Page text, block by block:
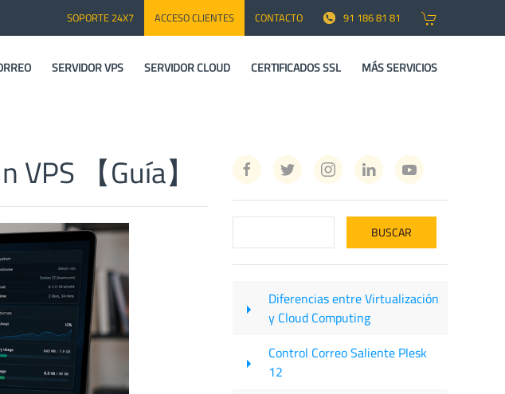
SOPORTE 24X7 ACCESO CLIENTES CONTACTO 91 186 81 81
SERVIDOR VPS SERVIDOR CLOUD CERTIFICADOS SSL MÁS SERVICIOS
【Guía】
Diferencias entre Virtualización
y Cloud Computing
Control Correo Saliente Plesk
12